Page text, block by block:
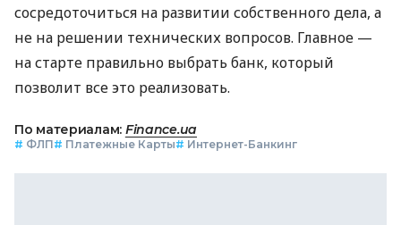
сосредоточиться на развитии собственного дела, а
не на решении технических вопросов. Главное —
на старте правильно выбрать банк, который
позволит все это реализовать.
По материалам: Finance.ua
# ФЛП# Платежные Карты# Интернет-Банкинг